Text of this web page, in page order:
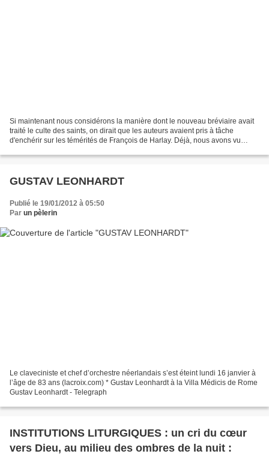
Si maintenant nous considérons la manière dont le nouveau bréviaire avait
traité le culte des saints, on dirait que les auteurs avaient pris à tâche
d'enchérir sur les témérités de François de Harlay. Déjà, nous avons vu
GUSTAV LEONHARDT
Publié le 19/01/2012 à 05:50
Par un pèlerin
Le claveciniste et chef d’orchestre néerlandais s’est éteint lundi 16 janvier à
l’âge de 83 ans (lacroix.com) * Gustav Leonhardt à la Villa Médicis de Rome
Gustav Leonhardt - Telegraph
INSTITUTIONS LITURGIQUES : un cri du cœur
vers Dieu, au milieu des ombres de la nuit :